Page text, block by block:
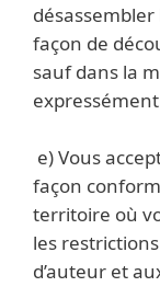
façon de
sauf dans la
e) Vous
façon
territoire où
les
d’auteur et